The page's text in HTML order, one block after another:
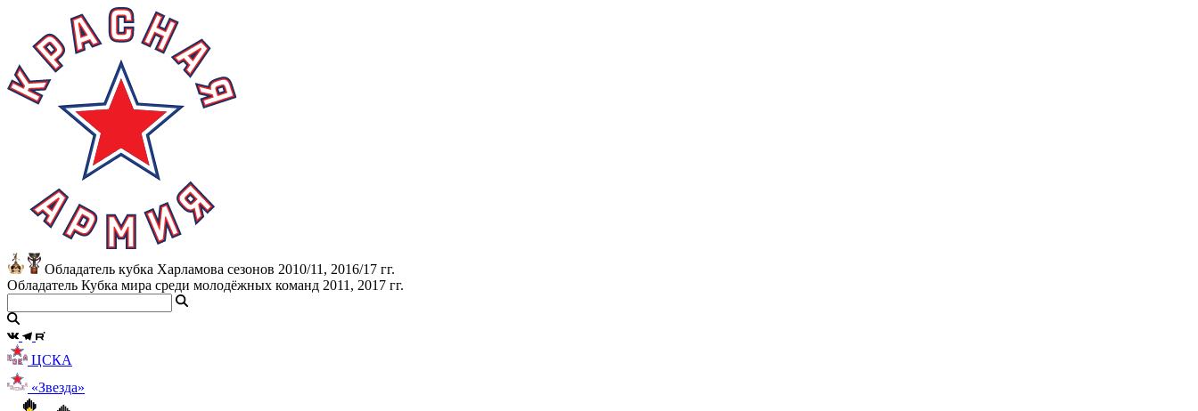
Обладатель кубка Харламова сезонов 2010/11, 2016/17 гг.
Обладатель Кубка мира среди молодёжных команд 2011, 2017 гг.
ЦСКА
«Звезда»